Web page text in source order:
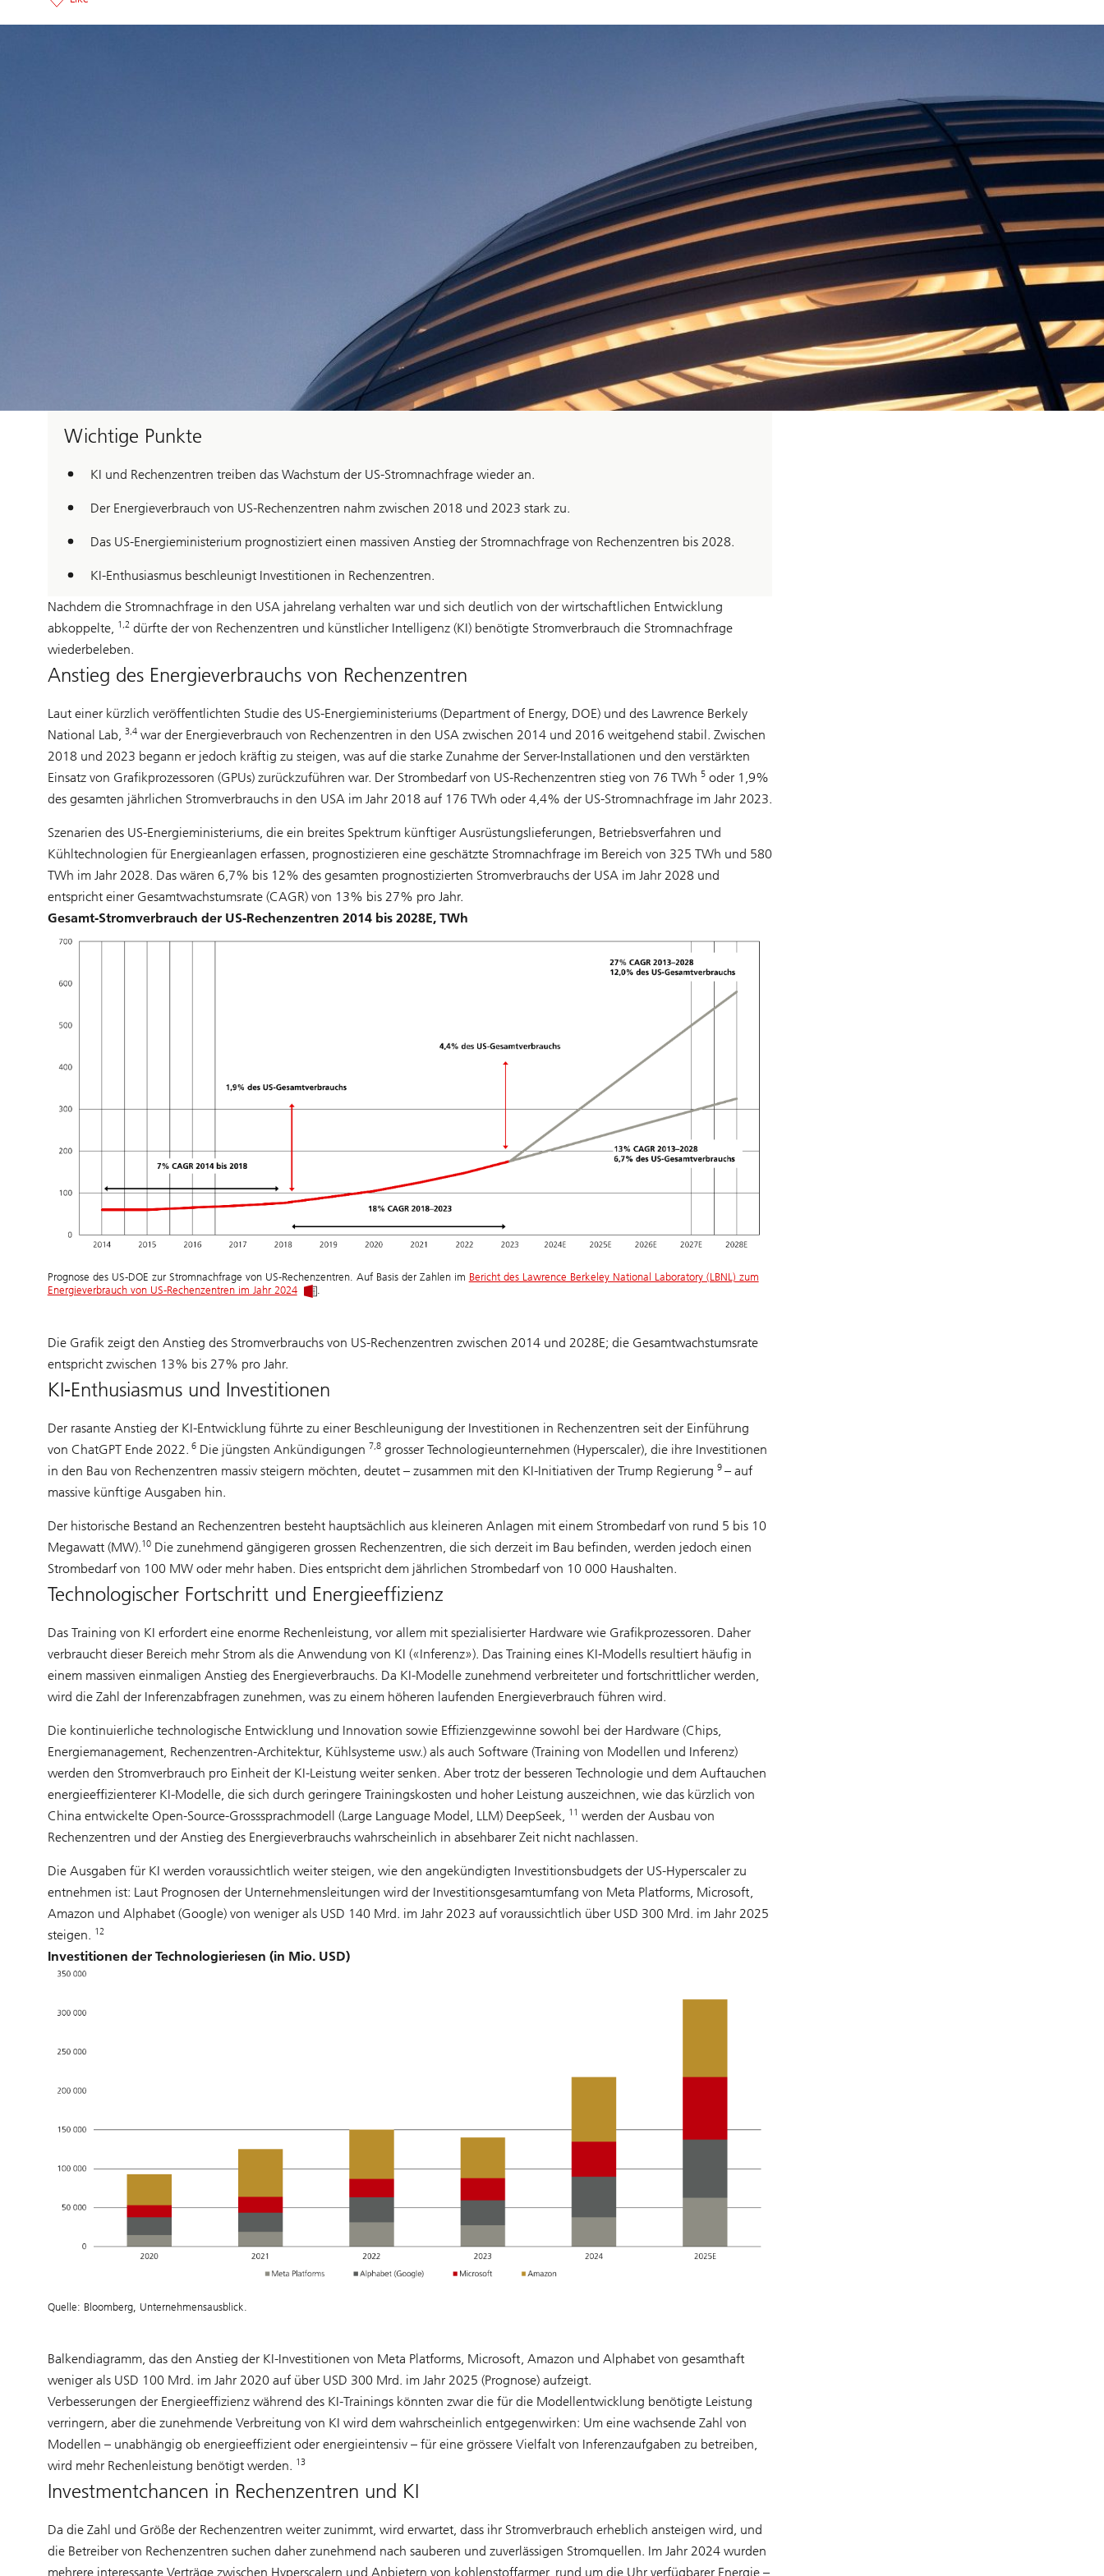
Wichtige Punkte
KI und Rechenzentren treiben das Wachstum der US-Stromnachfrage wieder an.
Der Energieverbrauch von US-Rechenzentren nahm zwischen 2018 und 2023 stark zu.
Das US-Energieministerium prognostiziert einen massiven Anstieg der Stromnachfrage von Rechenzentren bis 2028.
KI-Enthusiasmus beschleunigt Investitionen in Rechenzentren.
Nachdem die Stromnachfrage in den USA jahrelang verhalten war und sich deutlich von der wirtschaftlichen Entwicklung
abkoppelte, 1,2dürfte der von Rechenzentren und künstlicher Intelligenz (KI) benötigte Stromverbrauch die Stromnachfrage
wiederbeleben.
Anstieg des Energieverbrauchs von Rechenzentren
Laut einer kürzlich veröffentlichten Studie des US-Energieministeriums (Department of Energy, DOE) und des Lawrence Berkely
National Lab, 3,4war der Energieverbrauch von Rechenzentren in den USA zwischen 2014 und 2016 weitgehend stabil. Zwischen
2018 und 2023 begann er jedoch kräftig zu steigen, was auf die starke Zunahme der Server-Installationen und den verstärkten
Einsatz von Grafikprozessoren (GPUs) zurückzuführen war. Der Strombedarf von US-Rechenzentren stieg von 76 TWh 5oder 1,9%
des gesamten jährlichen Stromverbrauchs in den USA im Jahr 2018 auf 176 TWh oder 4,4% der US-Stromnachfrage im Jahr 2023.
Szenarien des US-Energieministeriums, die ein breites Spektrum künftiger Ausrüstungslieferungen, Betriebsverfahren und
Kühltechnologien für Energieanlagen erfassen, prognostizieren eine geschätzte Stromnachfrage im Bereich von 325 TWh und 580
TWh im Jahr 2028. Das wären 6,7% bis 12% des gesamten prognostizierten Stromverbrauchs der USA im Jahr 2028 und
entspricht einer Gesamtwachstumsrate (CAGR) von 13% bis 27% pro Jahr.
Gesamt-Stromverbrauch der US-Rechenzentren 2014 bis 2028E, TWh
Prognose des US-DOE zur Stromnachfrage von US-Rechenzentren. Auf Basis der Zahlen im Bericht des Lawrence Berkeley National Laboratory (LBNL) zum
Energieverbrauch von US-Rechenzentren im Jahr 2024
.
Die Grafik zeigt den Anstieg des Stromverbrauchs von US-Rechenzentren zwischen 2014 und 2028E; die Gesamtwachstumsrate
entspricht zwischen 13% bis 27% pro Jahr.
KI-Enthusiasmus und Investitionen
Der rasante Anstieg der KI-Entwicklung führte zu einer Beschleunigung der Investitionen in Rechenzentren seit der Einführung
von ChatGPT Ende 2022. 6Die jüngsten Ankündigungen 7,8grosser Technologieunternehmen (Hyperscaler), die ihre Investitionen
in den Bau von Rechenzentren massiv steigern möchten, deutet – zusammen mit den KI-Initiativen der Trump Regierung 9 – auf
massive künftige Ausgaben hin.
Der historische Bestand an Rechenzentren besteht hauptsächlich aus kleineren Anlagen mit einem Strombedarf von rund 5 bis 10
Megawatt (MW).10Die zunehmend gängigeren grossen Rechenzentren, die sich derzeit im Bau befinden, werden jedoch einen
Strombedarf von 100 MW oder mehr haben. Dies entspricht dem jährlichen Strombedarf von 10 000 Haushalten.
Technologischer Fortschritt und Energieeffizienz
Das Training von KI erfordert eine enorme Rechenleistung, vor allem mit spezialisierter Hardware wie Grafikprozessoren. Daher
verbraucht dieser Bereich mehr Strom als die Anwendung von KI («Inferenz»). Das Training eines KI-Modells resultiert häufig in
einem massiven einmaligen Anstieg des Energieverbrauchs. Da KI-Modelle zunehmend verbreiteter und fortschrittlicher werden,
wird die Zahl der Inferenzabfragen zunehmen, was zu einem höheren laufenden Energieverbrauch führen wird.
Die kontinuierliche technologische Entwicklung und Innovation sowie Effizienzgewinne sowohl bei der Hardware (Chips,
Energiemanagement, Rechenzentren-Architektur, Kühlsysteme usw.) als auch Software (Training von Modellen und Inferenz)
werden den Stromverbrauch pro Einheit der KI-Leistung weiter senken. Aber trotz der besseren Technologie und dem Auftauchen
energieeffizienterer KI-Modelle, die sich durch geringere Trainingskosten und hoher Leistung auszeichnen, wie das kürzlich von
China entwickelte Open-Source-Grosssprachmodell (Large Language Model, LLM) DeepSeek,
11 werden der Ausbau von
Rechenzentren und der Anstieg des Energieverbrauchs wahrscheinlich in absehbarer Zeit nicht nachlassen.
Die Ausgaben für KI werden voraussichtlich weiter steigen, wie den angekündigten Investitionsbudgets der US-Hyperscaler zu
entnehmen ist: Laut Prognosen der Unternehmensleitungen wird der Investitionsgesamtumfang von Meta Platforms, Microsoft,
Amazon und Alphabet (Google) von weniger als USD 140 Mrd. im Jahr 2023 auf voraussichtlich über USD 300 Mrd. im Jahr 2025
steigen. 12
Investitionen der Technologieriesen (in Mio. USD)
Quelle: Bloomberg, Unternehmensausblick.
Balkendiagramm, das den Anstieg der KI-Investitionen von Meta Platforms, Microsoft, Amazon und Alphabet von gesamthaft
weniger als USD 100 Mrd. im Jahr 2020 auf über USD 300 Mrd. im Jahr 2025 (Prognose) aufzeigt.
Verbesserungen der Energieeffizienz während des KI-Trainings könnten zwar die für die Modellentwicklung benötigte Leistung
verringern, aber die zunehmende Verbreitung von KI wird dem wahrscheinlich entgegenwirken: Um eine wachsende Zahl von
Modellen – unabhängig ob energieeffizient oder energieintensiv – für eine grössere Vielfalt von Inferenzaufgaben zu betreiben,
wird mehr Rechenleistung benötigt werden. 13
Investmentchancen in Rechenzentren und KI
Da die Zahl und Größe der Rechenzentren weiter zunimmt, wird erwartet, dass ihr Stromverbrauch erheblich ansteigen wird, und
die Betreiber von Rechenzentren suchen daher zunehmend nach sauberen und zuverlässigen Stromquellen. Im Jahr 2024 wurden
mehrere interessante Verträge zwischen Hyperscalern und Anbietern von kohlenstoffarmer, rund um die Uhr verfügbarer Energie –